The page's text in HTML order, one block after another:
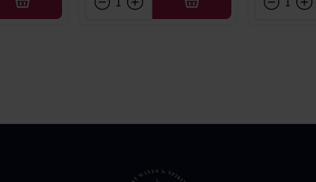
AFEGIR AFEGIR